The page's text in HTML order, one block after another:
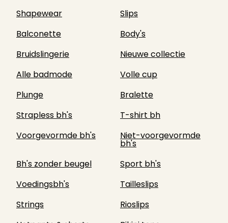
Shapewear
Slips
Balconette
Body's
Bruidslingerie
Nieuwe collectie
Alle badmode
Volle cup
Plunge
Bralette
Strapless bh's
T-shirt bh
Voorgevormde bh's
Niet-voorgevormde
bh's
Bh's zonder beugel
Sport bh's
Voedingsbh's
Tailleslips
Strings
Rioslips